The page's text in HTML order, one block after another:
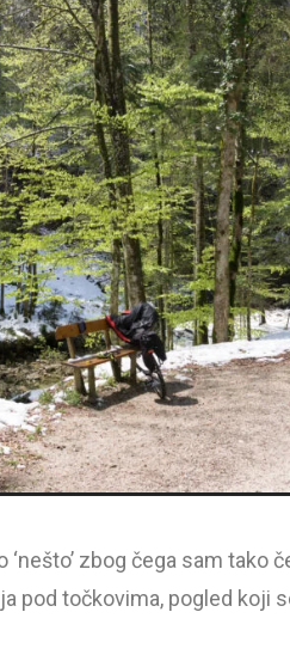
zbog čega sam
pod točkovima, pogled koji